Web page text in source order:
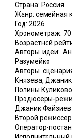
Страна: Россия
Жанр: семейная
Год: 2026
Хронометраж: 70
Возрастной
Авторы идеи:
Разумейко
Авторы
Князева,
Полины
Продюсеры-
Джаник Файзиев
Второй
Оператор-
Исполнительный